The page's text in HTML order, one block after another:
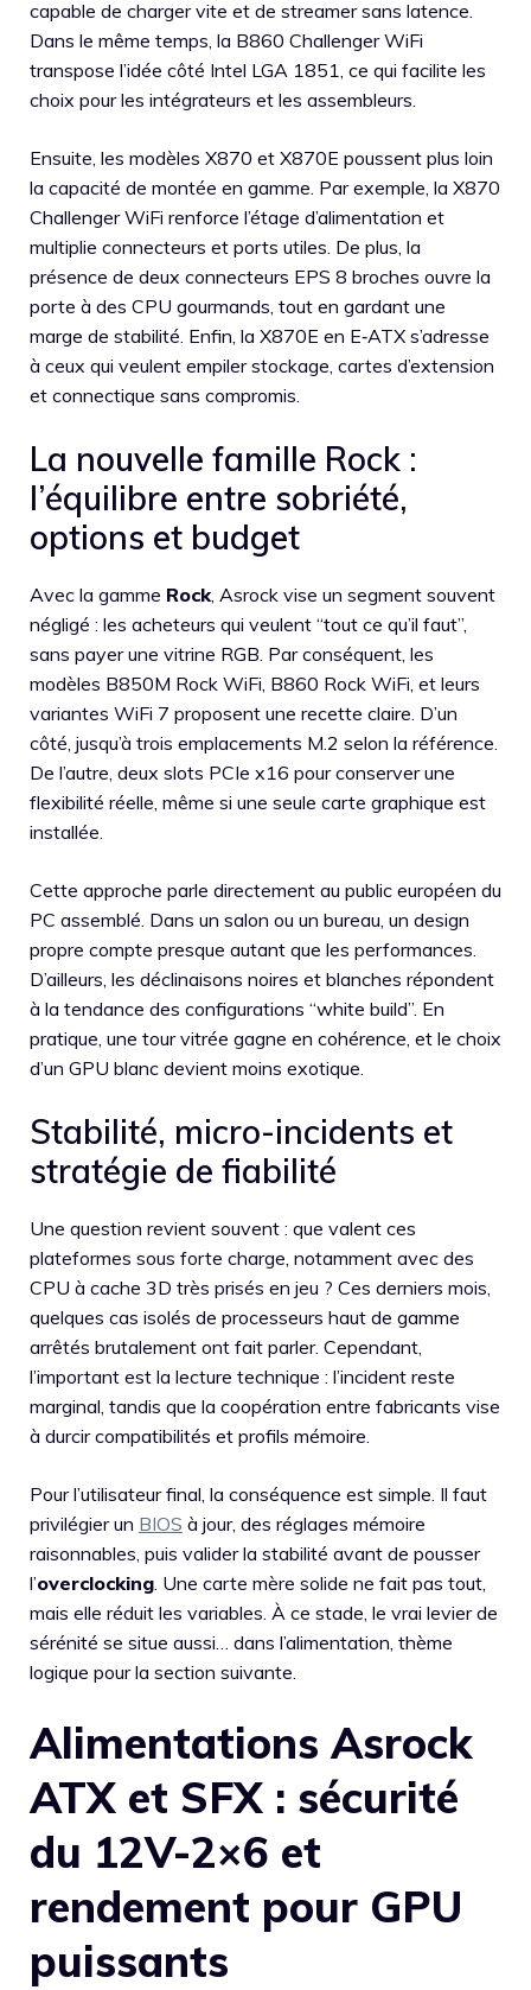
capable de charger vite et de streamer sans latence.
Dans le même temps, la B860 Challenger WiFi
transpose l’idée côté Intel LGA 1851, ce qui facilite les
choix pour les intégrateurs et les assembleurs.
Ensuite, les modèles X870 et X870E poussent plus loin
la capacité de montée en gamme. Par exemple, la X870
Challenger WiFi renforce l’étage d’alimentation et
multiplie connecteurs et ports utiles. De plus, la
présence de deux connecteurs EPS 8 broches ouvre la
porte à des CPU gourmands, tout en gardant une
marge de stabilité. Enfin, la X870E en E‑ATX s’adresse
à ceux qui veulent empiler stockage, cartes d’extension
et connectique sans compromis.
La nouvelle famille Rock :
l’équilibre entre sobriété,
options et budget
Avec la gamme Rock, Asrock vise un segment souvent
négligé : les acheteurs qui veulent “tout ce qu’il faut”,
sans payer une vitrine RGB. Par conséquent, les
modèles B850M Rock WiFi, B860 Rock WiFi, et leurs
variantes WiFi 7 proposent une recette claire. D’un
côté, jusqu’à trois emplacements M.2 selon la référence.
De l’autre, deux slots PCIe x16 pour conserver une
flexibilité réelle, même si une seule carte graphique est
installée.
Cette approche parle directement au public européen du
PC assemblé. Dans un salon ou un bureau, un design
propre compte presque autant que les performances.
D’ailleurs, les déclinaisons noires et blanches répondent
à la tendance des configurations “white build”. En
pratique, une tour vitrée gagne en cohérence, et le choix
d’un GPU blanc devient moins exotique.
Stabilité, micro-incidents et
stratégie de fiabilité
Une question revient souvent : que valent ces
plateformes sous forte charge, notamment avec des
CPU à cache 3D très prisés en jeu ? Ces derniers mois,
quelques cas isolés de processeurs haut de gamme
arrêtés brutalement ont fait parler. Cependant,
l’important est la lecture technique : l’incident reste
marginal, tandis que la coopération entre fabricants vise
à durcir compatibilités et profils mémoire.
Pour l’utilisateur final, la conséquence est simple. Il faut
privilégier un BIOS à jour, des réglages mémoire
raisonnables, puis valider la stabilité avant de pousser
l’overclocking. Une carte mère solide ne fait pas tout,
mais elle réduit les variables. À ce stade, le vrai levier de
sérénité se situe aussi… dans l’alimentation, thème
logique pour la section suivante.
Alimentations Asrock
ATX et SFX : sécurité
du 12V-2×6 et
rendement pour GPU
puissants